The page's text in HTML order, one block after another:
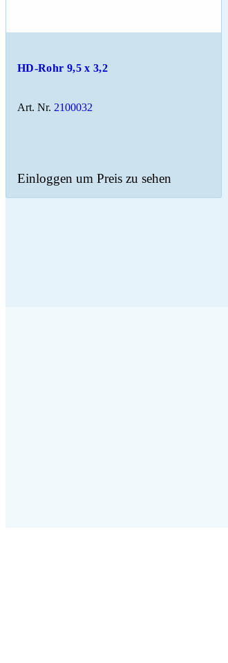
HD-Rohr 9,5 x 3,2
Art. Nr. 2100032
Einloggen um Preis zu sehen